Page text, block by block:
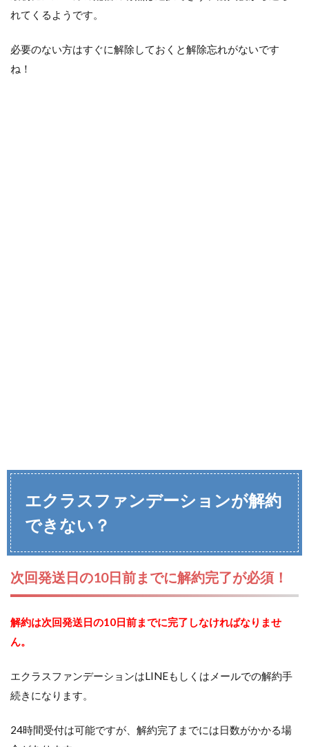
れてくるようです。
必要のない方はすぐに解除しておくと解除忘れがないです
ね！
エクラスファンデーションが解約
できない？
次回発送日の10日前までに解約完了が必須！
解約は次回発送日の10日前までに完了しなければなりませ
ん。
エクラスファンデーションはLINEもしくはメールでの解約手
続きになります。
24時間受付は可能ですが、解約完了までには日数がかかる場